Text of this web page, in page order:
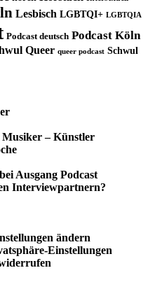
Lesbisch LGBTQI+ LGBTQIA
Podcast deutsch Podcast Köln
Queer queer podcast Schwul
– Künstler
Ausgang Podcast
Interviewpartnern?
ändern
Einstellungen